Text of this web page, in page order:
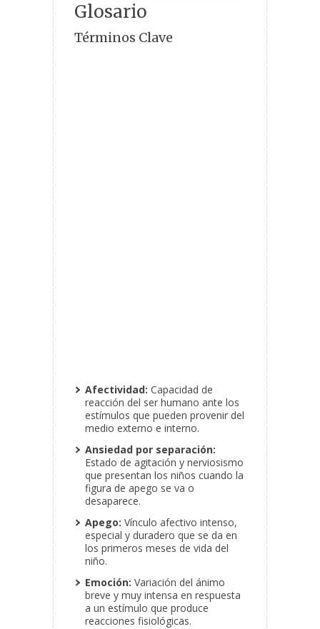
Glosario
Términos Clave
Afectividad: Capacidad de
reacción del ser humano ante los
estímulos que pueden provenir del
medio externo e interno.
Ansiedad por separación:
Estado de agitación y nerviosismo
que presentan los niños cuando la
figura de apego se va o
desaparece.
Apego: Vínculo afectivo intenso,
especial y duradero que se da en
los primeros meses de vida del
niño.
Emoción: Variación del ánimo
breve y muy intensa en respuesta
a un estímulo que produce
reacciones fisiológicas.